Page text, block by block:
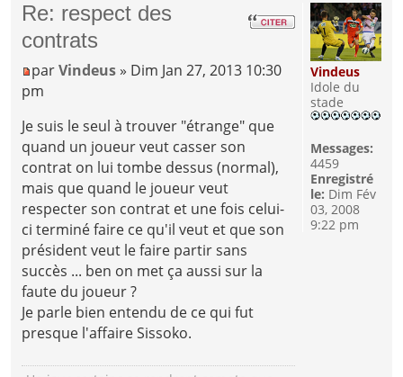
Re: respect des
contrats
parVindeus » Dim Jan 27, 2013 10:30
pm
Je suis le seul à trouver "étrange" que
quand un joueur veut casser son
contrat on lui tombe dessus (normal),
mais que quand le joueur veut
respecter son contrat et une fois celui-
ci terminé faire ce qu'il veut et que son
président veut le faire partir sans
succès ... ben on met ça aussi sur la
faute du joueur ?
Je parle bien entendu de ce qui fut
presque l'affaire Sissoko.
Vindeus
Idole du
stade
Messages:
4459
Enregistré
le: Dim Fév
03, 2008
9:22 pm